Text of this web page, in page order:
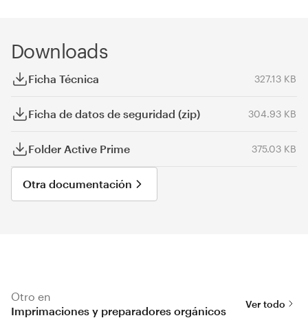
Downloads
Ficha Técnica 327.13 KB
Ficha de datos de seguridad (zip) 304.93 KB
Folder Active Prime 375.03 KB
Otra documentación
Otro en
Imprimaciones y preparadores orgánicos
Ver todo